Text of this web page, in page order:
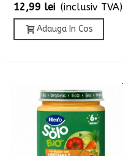
12,99 lei (inclusiv TVA)
Adauga In Cos